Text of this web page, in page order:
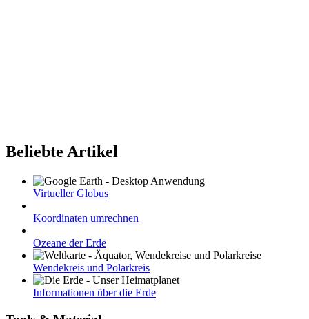
Beliebte Artikel
Virtueller Globus
Koordinaten umrechnen
Ozeane der Erde
Wendekreis und Polarkreis
Informationen über die Erde